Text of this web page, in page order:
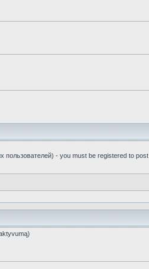
пользователей) - you must be registered to post